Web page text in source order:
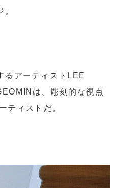
るアーティストLEE
は、彫刻的な視点
ティストだ。